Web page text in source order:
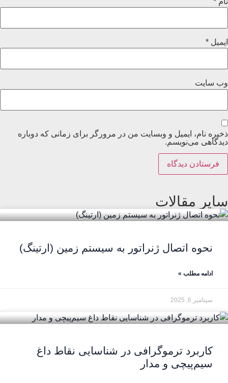
ایمیل *
وب‌ سایت
ذخیره نام، ایمیل و وبسایت من در مرورگر برای زمانی که دوباره
دیدگاهی می‌نویسم.
سایر مقالات
نحوه اتصال ژنراتور به سیستم زمین (ارتینگ)
ادامه مطلب »
سپتامبر 6, 2025
کاربرد ترموگرافی در شناسایی نقاط داغ
سیم‌پیچی و مدار